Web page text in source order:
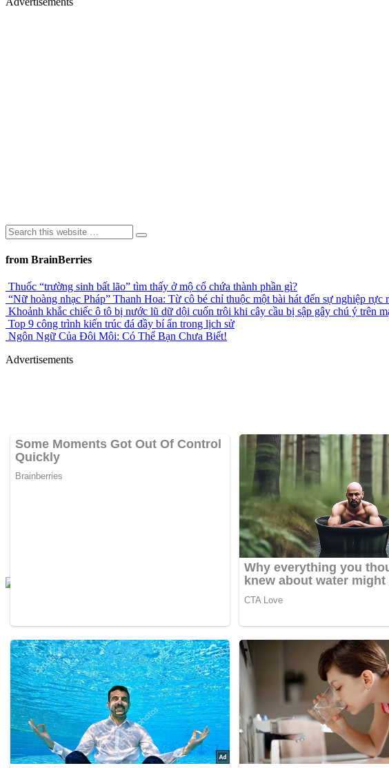
from BrainBerries
Thuốc “trường sinh bất lão” tìm thấy ở mộ cổ chứa thành phần gì?
“Nữ hoàng nhạc Pháp” Thanh Hoa: Từ cô bé chỉ thuộc một bài hát đến sự nghiệp rực
Khoảnh khắc chiếc ô tô bị nước lũ dữ dội cuốn trôi khi cây cầu bị sập gây chú ý trên
Top 9 công trình kiến trúc đá đầy bí ẩn trong lịch sử
Ngôn Ngữ Của Đôi Môi: Có Thể Bạn Chưa Biết!
Advertisements